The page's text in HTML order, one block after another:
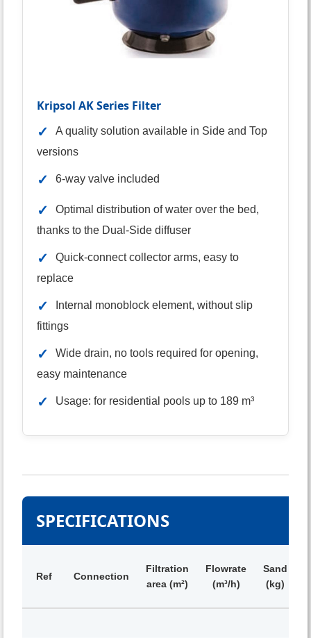
Kripsol AK Series Filter
✓
A quality solution available in Side and Top
versions
✓ 6-way valve included
✓
Optimal distribution of water over the bed,
thanks to the Dual-Side diffuser
✓
Quick-connect collector arms, easy to
replace
✓
Internal monoblock element, without slip
fittings
✓
Wide drain, no tools required for opening,
easy maintenance
✓ Usage: for residential pools up to 189 m³
SPECIFICATIONS
Ref Connection
Filtration
area (m²)
Flowrate
(m³/h)
Sand
(kg)